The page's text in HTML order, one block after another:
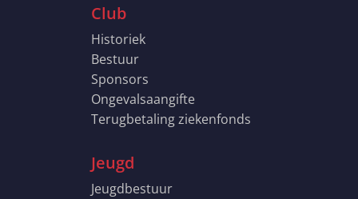
Club
Historiek
Bestuur
Sponsors
Ongevalsaangifte
Terugbetaling ziekenfonds
Jeugd
Jeugdbestuur